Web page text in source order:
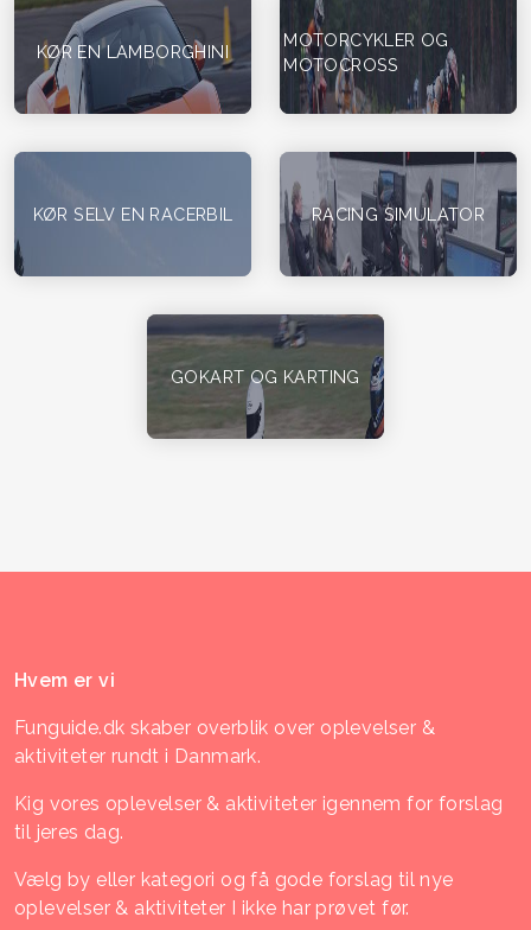
KØR EN LAMBORGHINI
MOTORCYKLER OG
MOTOCROSS
KØR SELV EN RACERBIL RACING SIMULATOR
GOKART OG KARTING
Hvem er vi
Funguide.dk skaber overblik over oplevelser &
aktiviteter rundt i Danmark.
Kig vores oplevelser & aktiviteter igennem for forslag
til jeres dag.
Vælg by eller kategori og få gode forslag til nye
oplevelser & aktiviteter I ikke har prøvet før.